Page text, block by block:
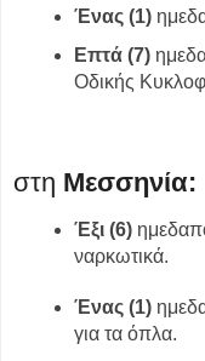
Ένας (1)
Επτά (7)
Οδικής
στη Μεσσηνία:
Έξι (6)
ναρκωτικά.
Ένας (1)
για τα όπλα.